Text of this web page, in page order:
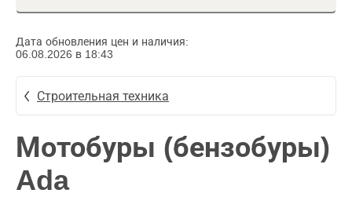
Дата обновления цен и наличия:
06.08.2026 в 18:43
Строительная техника
Мотобуры (бензобуры)
Ada